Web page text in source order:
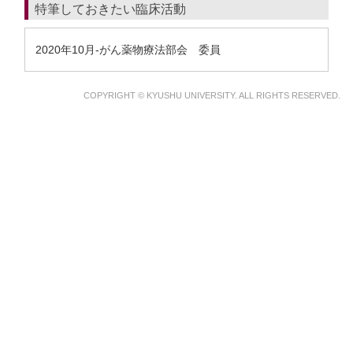
特筆しておきたい臨床活動
2020年10月-がん薬物療法部会 委員
COPYRIGHT © KYUSHU UNIVERSITY. ALL RIGHTS RESERVED.